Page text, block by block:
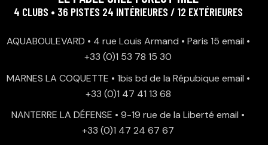
4 CLUBS • 36 PISTES 24 INTÉRIEURES / 12 EXTÉRIEURES
AQUABOULEVARD • 4 rue Louis Armand • Paris 15 email •
+33 (0)1 53 78 15 30
MARNES LA COQUETTE • 1bis bd de la Répubique email •
+33 (0)1 47 41 13 68
NANTERRE LA DÉFENSE • 9-19 rue de la Liberté email •
+33 (0)1 47 24 67 67